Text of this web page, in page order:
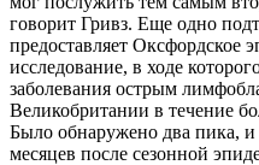
говорит Гривз. Еще одно
предоставляет Оксфордское
исследование, в ходе
заболевания острым
Великобритании в течение
Было обнаружено два пика, и
месяцев после сезонной